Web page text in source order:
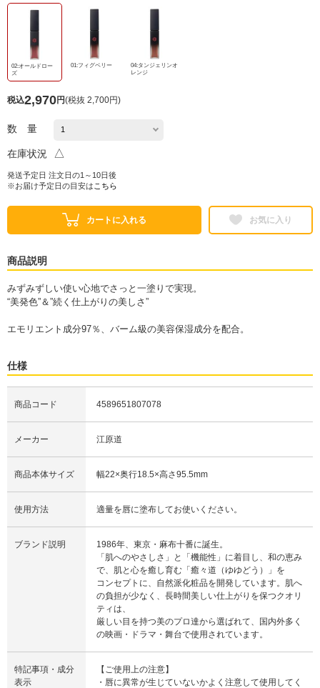
02:オールドロー
ズ
01:フィグベリー
04:タンジェリンオ
レンジ
税込2,970円(税抜 2,700円)
数 量
在庫状況 △
発送予定日 注文日の1～10日後
※お届け予定日の目安は こちら
カートに入れる お気に入り
商品説明
みずみずしい使い心地でさっと一塗りで実現。
“美発色”＆”続く仕上がりの美しさ”
エモリエント成分97％、バーム級の美容保湿成分を配合。
仕様
商品コード 4589651807078
メーカー 江原道
商品本体サイズ 幅22×奥行18.5×高さ95.5mm
使用方法 適量を唇に塗布してお使いください。
ブランド説明
1986年、東京・麻布十番に誕生。
「肌へのやさしさ」と「機能性」に着目し、和の恵み
で、肌と心を癒し育む「癒々道（ゆゆどう）」を
コンセプトに、自然派化粧品を開発しています。肌へ
の負担が少なく、長時間美しい仕上がりを保つクオリ
ティは、
厳しい目を持つ美のプロ達から選ばれて、国内外多く
の映画・ドラマ・舞台で使用されています。
特記事項・成分
表示
【ご使用上の注意】
・唇に異常が生じていないかよく注意して使用してく